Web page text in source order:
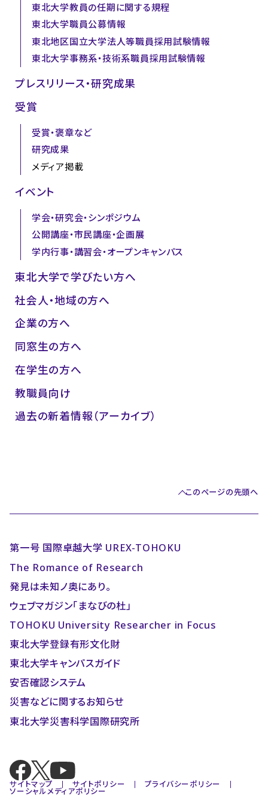
東北大学教員の任期に関する規程
東北大学職員公募情報
東北地区国立大学法人等職員採用試験情報
東北大学事務系・技術系職員採用試験情報
プレスリリース・研究成果
受賞
受賞・褒章など
研究成果
メディア掲載
イベント
学会・研究会・シンポジウム
公開講座・市民講座・企画展
学内行事・講習会・オープンキャンパス
東北大学で学びたい方へ
社会人・地域の方へ
企業の方へ
同窓生の方へ
在学生の方へ
教職員向け
過去の新着情報（アーカイブ）
このページの先頭へ
第一号 国際卓越大学 UREX-TOHOKU
The Romance of Research
発見は未知ノ奥にあり。
ウェブマガジン「まなびの杜」
TOHOKU University Researcher in Focus
東北大学登録有形文化財
東北大学キャンパスガイド
安否確認システム
災害などに関するお知らせ
東北大学災害科学国際研究所
サイトマップ サイトポリシー プライバシーポリシー
ソーシャルメディアポリシー